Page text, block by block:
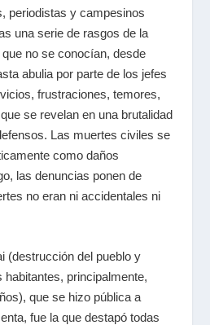
periodistas y campesinos
una serie de rasgos de la
no se conocían, desde
abulia por parte de los jefes
frustraciones, temores,
se revelan en una brutalidad
Las muertes civiles se
como daños
las denuncias ponen de
no eran ni accidentales ni
(destrucción del pueblo y
principalmente,
que se hizo pública a
fue la que destapó todas